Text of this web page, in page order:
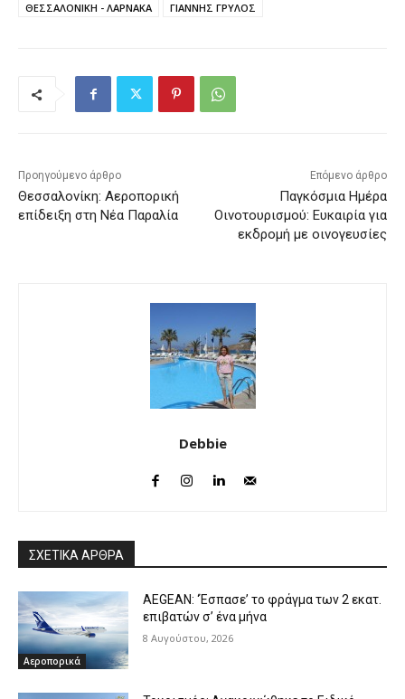
ΘΕΣΣΑΛΟΝΙΚΗ - ΛΑΡΝΑΚΑ ΓΙΑΝΝΗΣ ΓΡΥΛΟΣ
Προηγούμενο άρθρο
Θεσσαλονίκη: Αεροπορική
επίδειξη στη Νέα Παραλία
Επόμενο άρθρο
Παγκόσμια Ημέρα
Οινοτουρισμού: Ευκαιρία για
εκδρομή με οινογευσίες
Debbie
ΣΧΕΤΙΚΑ ΑΡΘΡΑ
Αεροπορικά
AEGEAN: ‘Έσπασε’ το φράγμα των 2 εκατ.
επιβατών σ’ ένα μήνα
8 Αυγούστου, 2026